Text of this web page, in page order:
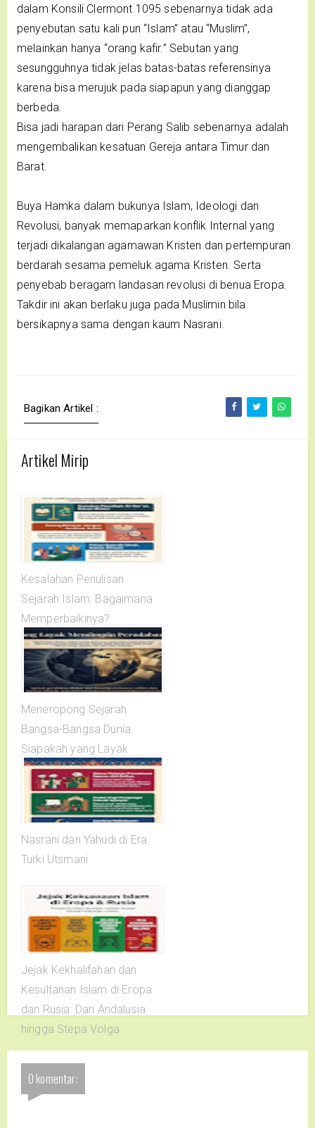
dalam Konsili Clermont 1095 sebenarnya tidak ada
penyebutan satu kali pun “Islam” atau “Muslim”,
melainkan hanya “orang kafir.” Sebutan yang
sesungguhnya tidak jelas batas-batas referensinya
karena bisa merujuk pada siapapun yang dianggap
berbeda.
Bisa jadi harapan dari Perang Salib sebenarnya adalah
mengembalikan kesatuan Gereja antara Timur dan
Barat.
Buya Hamka dalam bukunya Islam, Ideologi dan
Revolusi, banyak memaparkan konflik Internal yang
terjadi dikalangan agamawan Kristen dan pertempuran
berdarah sesama pemeluk agama Kristen. Serta
penyebab beragam landasan revolusi di benua Eropa.
Takdir ini akan berlaku juga pada Muslimin bila
bersikapnya sama dengan kaum Nasrani.
Bagikan Artikel :
Artikel Mirip
Kesalahan Penulisan
Sejarah Islam: Bagaimana
Memperbaikinya?
Meneropong Sejarah
Bangsa-Bangsa Dunia:
Siapakah yang Layak
Memimpin Peradaban?
Nasrani dan Yahudi di Era
Turki Utsmani
Jejak Kekhalifahan dan
Kesultanan Islam di Eropa
dan Rusia: Dari Andalusia
hingga Stepa Volga
0 komentar: